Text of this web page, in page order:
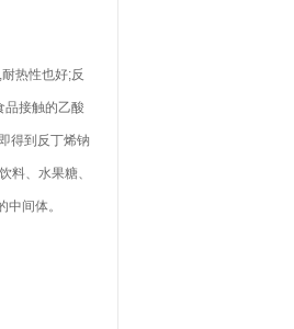
热性也好;反
品接触的乙酸
得到反丁烯钠
、水果糖、
间体。